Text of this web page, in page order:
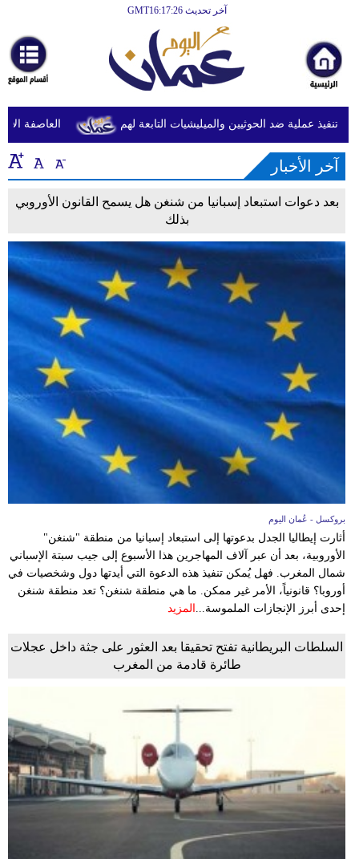
آخر تحديث GMT16:17:26
أخبارعاجلة
رياضة
ثقافة
إقتصاد
أزياء
صحة
وتغذية
سياحة
وسفر
ديكور
أخبار
تعليم
علوم
وتكنولوجيا
بيئة
فيديو
سيارات
العاصفة عملية ضد الحوثيين والميليشيات التابعة لهم
آخر الأخبار
بعد دعوات استبعاد إسبانيا من شنغن هل يسمح القانون الأوروبي
بذلك
بروكسل - عُمان اليوم
أثارت إيطاليا الجدل بدعوتها إلى استبعاد إسبانيا من منطقة "شنغن"
الأوروبية، بعد أن عبر آلاف المهاجرين هذا الأسبوع إلى جيب سبتة الإسباني
شمال المغرب. فهل يُمكن تنفيذ هذه الدعوة التي أيدتها دول وشخصيات في
أوروبا؟ قانونياً، الأمر غير ممكن. ما هي منطقة شنغن؟ تعد منطقة شنغن
إحدى أبرز الإنجازات الملموسة... المزيد
السلطات البريطانية تفتح تحقيقا بعد العثور على جثة داخل عجلات
طائرة قادمة من المغرب